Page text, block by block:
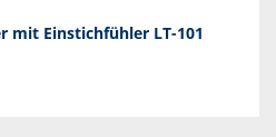
Einstichfühler LT-101